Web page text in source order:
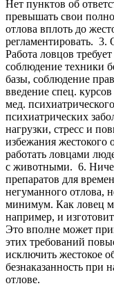
Нет пунктов об
превышать свои
отлова вплоть до
регламентировать. 3.
Работа ловцов
соблюдение техники
базы, соблюдение
введение спец.
мед.
психиатрических
нагрузки, стресс и
избежания жестокого
работать ловцами
с животными. 6.
препаратов для
негуманного отлова,
минимум. Как ловец
например, и
Это вполне может
этих требований
исключить жестокое
безнаказанность при
отлове.